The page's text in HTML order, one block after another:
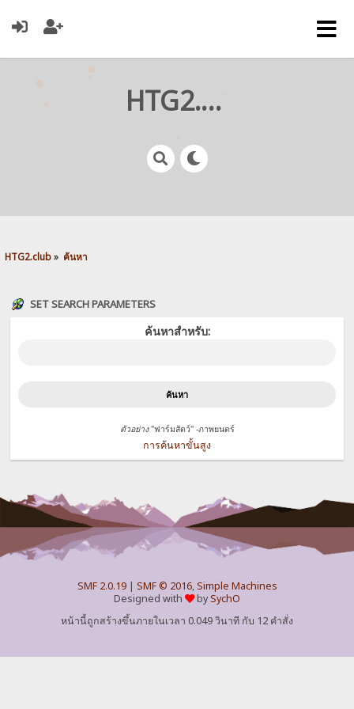
HTG2.club
HTG2.club» ค้นหา
SET SEARCH PARAMETERS
ค้นหาสำหรับ:
ตัวอย่าง"ฟาร์มสัตว์" -ภาพยนตร์
การค้นหาขั้นสูง
SMF 2.0.19| SMF © 2016,Simple Machines
Designed with
bySychO
หน้านี้ถูกสร้างขึ้นภายในเวลา 0.049 วินาที กับ 12 คำสั่ง